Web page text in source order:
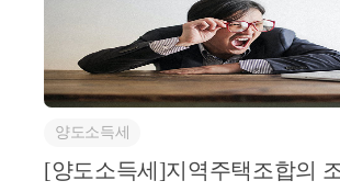
양도소득세
[양도소득세]지역주택조합의